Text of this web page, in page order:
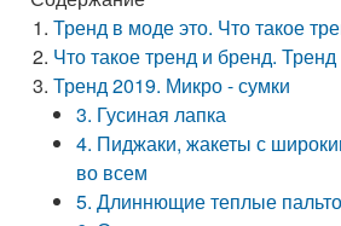
Тренд в моде это. Что такое
Что такое тренд и бренд.
Тренд 2019. Микро - сумки
3. Гусиная лапка
4. Пиджаки, жакеты с
во всем
5. Длиннющие теплые